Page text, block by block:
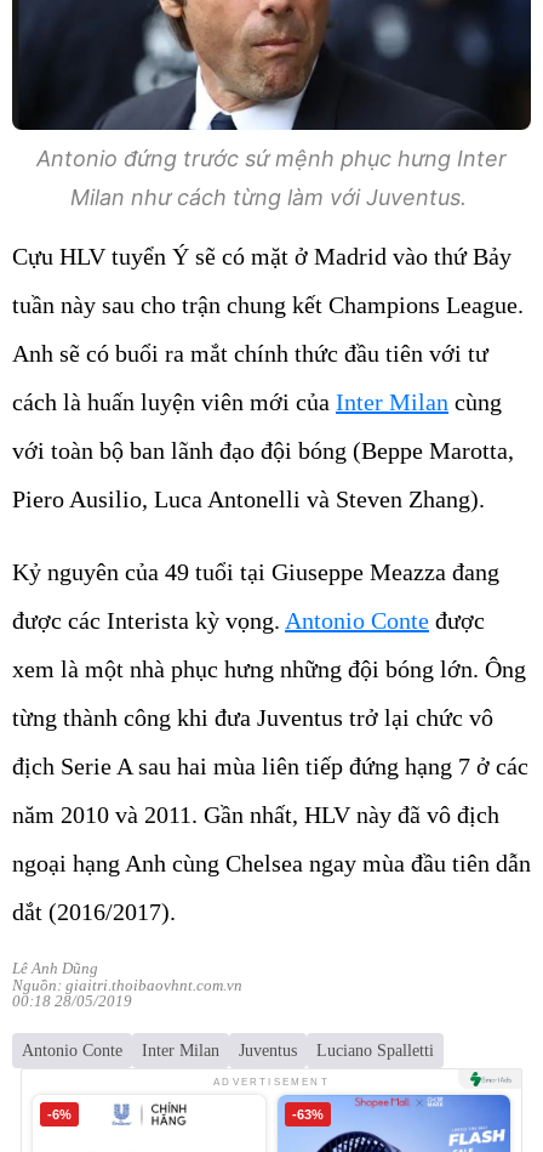
Antonio đứng trước sứ mệnh phục hưng Inter
Milan như cách từng làm với Juventus.
Cựu HLV tuyển Ý sẽ có mặt ở Madrid vào thứ Bảy
tuần này sau cho trận chung kết Champions League.
Anh sẽ có buổi ra mắt chính thức đầu tiên với tư
cách là huấn luyện viên mới của Inter Milan cùng
với toàn bộ ban lãnh đạo đội bóng (Beppe Marotta,
Piero Ausilio, Luca Antonelli và Steven Zhang).
Kỷ nguyên của 49 tuổi tại Giuseppe Meazza đang
được các Interista kỳ vọng. Antonio Conte được
xem là một nhà phục hưng những đội bóng lớn. Ông
từng thành công khi đưa Juventus trở lại chức vô
địch Serie A sau hai mùa liên tiếp đứng hạng 7 ở các
năm 2010 và 2011. Gần nhất, HLV này đã vô địch
ngoại hạng Anh cùng Chelsea ngay mùa đầu tiên dẫn
dắt (2016/2017).
Lê Anh Dũng
Nguồn: giaitri.thoibaovhnt.com.vn
00:18 28/05/2019
Antonio Conte Inter Milan Juventus Luciano Spalletti
ADVERTISEMENT
-6% -63%